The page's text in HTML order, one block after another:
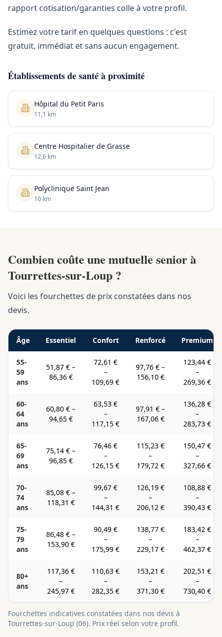
rapport cotisation/garanties colle à votre profil.
Estimez votre tarif en quelques questions : c'est
gratuit, immédiat et sans aucun engagement.
Établissements de santé à proximité
Hôpital du Petit Paris
11,1 km
Centre Hospitalier de Grasse
12,6 km
Polyclinique Saint Jean
10 km
Combien coûte une mutuelle senior à
Tourrettes-sur-Loup ?
Voici les fourchettes de prix constatées dans nos
devis.
Âge Essentiel Confort Renforcé Premium
55-
59
ans
51,87 € –
86,36 €
72,61 €
–
109,69 €
97,76 € –
156,10 €
123,44 €
–
269,36 €
60-
64
ans
60,80 € –
94,65 €
63,53 €
–
117,15 €
97,91 € –
167,06 €
136,28 €
–
283,73 €
65-
69
ans
75,14 € –
96,85 €
76,46 €
–
126,15 €
115,23 €
–
179,72 €
150,47 €
–
327,66 €
70-
74
ans
85,08 € –
118,31 €
99,67 €
–
144,31 €
126,19 €
–
206,12 €
108,88 €
–
390,43 €
75-
79
ans
86,48 € –
153,90 €
90,49 €
–
175,99 €
138,77 €
–
229,17 €
183,42 €
–
462,37 €
80+
ans
117,36 €
–
245,97 €
110,63 €
–
282,35 €
153,21 €
–
371,30 €
202,51 €
–
730,40 €
Fourchettes indicatives constatées dans nos devis à
Tourrettes-sur-Loup (06). Prix réel selon votre profil.